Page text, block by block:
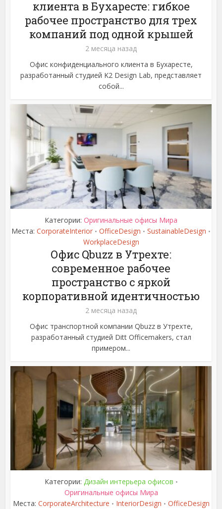
клиента в Бухаресте: гибкое
рабочее пространство для трех
компаний под одной крышей
2 месяца назад
Офис конфиденциального клиента в Бухаресте,
разработанный студией K2 Design Lab, представляет
собой...
Категории: Оригинальные офисы Мира
Места: CorporateInterior • OfficeDesign • SustainableDesign •
WorkplaceDesign
Офис Qbuzz в Утрехте:
современное рабочее
пространство с яркой
корпоративной идентичностью
2 месяца назад
Офис транспортной компании Qbuzz в Утрехте,
разработанный студией Ditt Officemakers, стал
примером...
Категории: Дизайн интерьера офисов •
Оригинальные офисы Мира
Места: CorporateArchitecture • InteriorDesign • OfficeDesign